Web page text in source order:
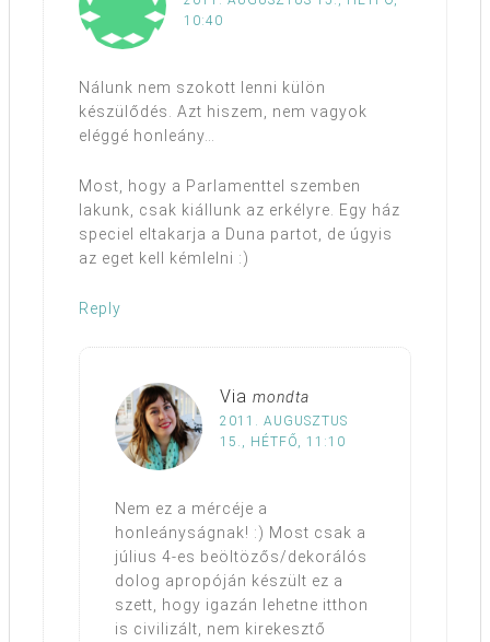
10:40
Nálunk nem szokott lenni külön
készülődés. Azt hiszem, nem vagyok
eléggé honleány…
Most, hogy a Parlamenttel szemben
lakunk, csak kiállunk az erkélyre. Egy ház
speciel eltakarja a Duna partot, de úgyis
az eget kell kémlelni :)
Reply
Via mondta
2011. AUGUSZTUS
15., HÉTFŐ, 11:10
Nem ez a mércéje a
honleányságnak! :) Most csak a
július 4-es beöltözős/dekorálós
dolog apropóján készült ez a
szett, hogy igazán lehetne itthon
is civilizált, nem kirekesztő